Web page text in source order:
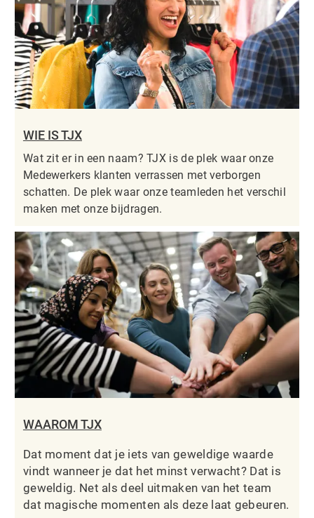
WIE IS TJX
Wat zit er in een naam? TJX is de plek waar onze
Medewerkers klanten verrassen met verborgen
schatten. De plek waar onze teamleden het verschil
maken met onze bijdragen.
WAAROM TJX
Dat moment dat je iets van geweldige waarde
vindt wanneer je dat het minst verwacht? Dat is
geweldig. Net als deel uitmaken van het team
dat magische momenten als deze laat gebeuren.